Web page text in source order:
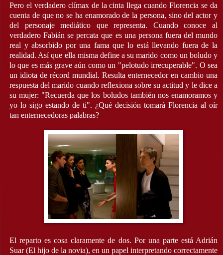
Pero el verdadero clímax de la cinta llega cuando Florencia se da
cuenta de que no se ha enamorado de la persona, sino del actor y
del personaje mediático que representa. Cuando conoce al
verdadero Fabián se percata que es una persona fuera del mundo
real y absorbido por una fama que lo está llevando fuera de la
realidad. Así que ella misma define a su marido como un boludo y
lo que es más grave aún como un "pelotudo irrecuperable". O sea
un idiota de récord mundial. Resulta enternecedor en cambio una
respuesta del marido cuando reflexiona sobre su actitud y le dice a
su mujer: "Recuerda que los boludos también nos enamoramos y
yo lo sigo estando de ti". ¿Qué decisión tomará Florencia al oír
tan enternecedoras palabras?
El reparto es cosa claramente de dos. Por una parte está Adrián
Suar (El hijo de la novia), en un papel interpretando correctamente